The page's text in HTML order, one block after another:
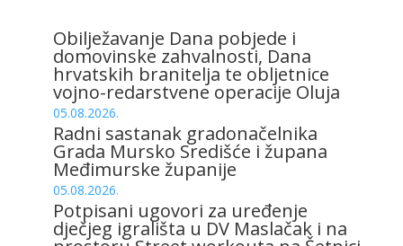
Obilježavanje Dana pobjede i
domovinske zahvalnosti, Dana
hrvatskih branitelja te obljetnice
vojno-redarstvene operacije Oluja
05.08.2026.
Radni sastanak gradonačelnika
Grada Mursko Središće i župana
Međimurske županije
05.08.2026.
Potpisani ugovori za uređenje
dječjeg igrališta u DV Maslačak i na